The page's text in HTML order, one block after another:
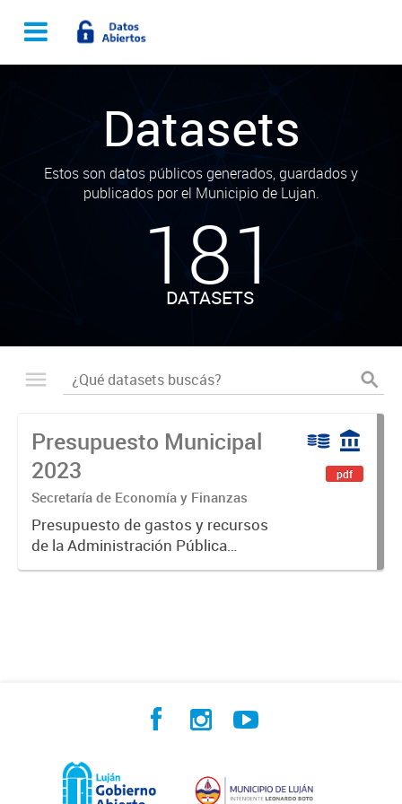
Datasets
Estos son datos públicos generados, guardados y
publicados por el Municipio de Lujan.
181
DATASETS
Presupuesto Municipal
2023
Secretaría de Economía y Finanzas
Presupuesto de gastos y recursos
de la Administración Pública
Municipal para el ejercicio 2023.
pdf